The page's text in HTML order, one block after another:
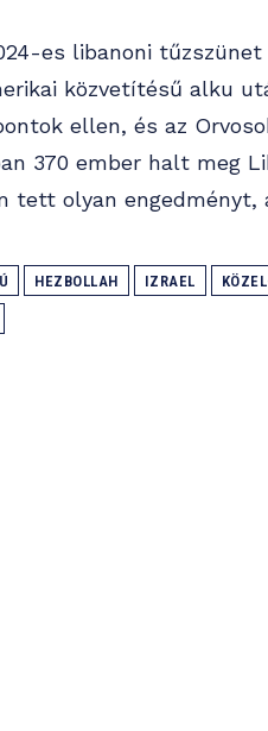
es libanoni
közvetítésű alku
ellen, és az
370 ember halt meg
tett olyan engedményt,
HEZBOLLAH IZRAEL